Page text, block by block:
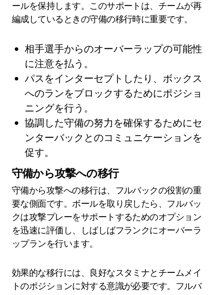
ールを保持します。このサポートは、チームが再
編成しているときの守備の移行時に重要です。
相手選手からのオーバーラップの可能性
に注意を払う。
パスをインターセプトしたり、ボックス
へのランをブロックするためにポジショ
ニングを行う。
協調した守備の努力を確保するためにセ
ンターバックとのコミュニケーションを
促す。
守備から攻撃への移行
守備から攻撃への移行は、フルバックの役割の重
要な側面です。ボールを取り戻したら、フルバッ
クは攻撃プレーをサポートするためのオプション
を迅速に評価し、しばしばフランクにオーバーラ
ップランを行います。
効果的な移行には、良好なスタミナとチームメイ
トのポジションに対する意識が必要です。フルバ